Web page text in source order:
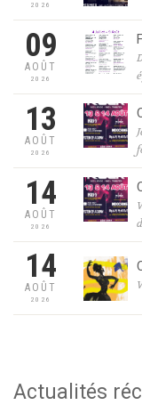
2026
09
AOÛT
2026
13
AOÛT
2026
14
AOÛT
2026
14
AOÛT
2026
Actualités